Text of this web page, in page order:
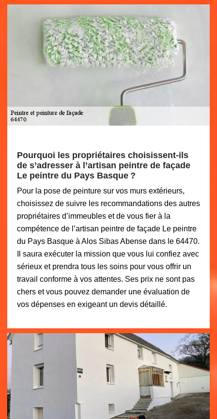
Pourquoi les propriétaires choisissent-ils
de s’adresser à l’artisan peintre de façade
Le peintre du Pays Basque ?
Pour la pose de peinture sur vos murs extérieurs,
choisissez de suivre les recommandations des autres
propriétaires d’immeubles et de vous fier à la
compétence de l’artisan peintre de façade Le peintre
du Pays Basque à Alos Sibas Abense dans le 64470.
Il saura exécuter la mission que vous lui confiez avec
sérieux et prendra tous les soins pour vous offrir un
travail conforme à vos attentes. Ses prix ne sont pas
chers et vous pouvez demander une évaluation de
vos dépenses en exigeant un devis détaillé.